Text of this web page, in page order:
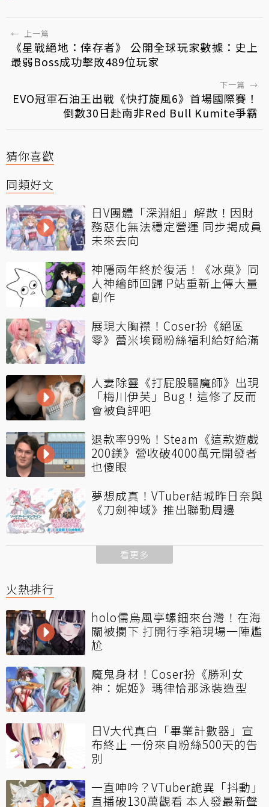
← 上一篇
《星戰絕地：倖存者》 公開全球玩家數據：史上
最弱Boss成功擊敗489位玩家
下一篇 →
EVO冠軍石油王出戰《快打旋風6》首場國際賽！
倒數30日赴南非Red Bull Kumite爭霸
猜你喜歡
同類好文
日V團體「深淵組」解散！因財
務惡化無法穩定營運 同步揭成員
未來去向
神隱兩年終於復活！《冰菓》同
人神繪師回歸 P站重新上傳大量
創作
展現大胸襟！Coser扮《絕區
零》蕾米埃爾粉絲福利給好給滿
人妻除靈《打屁股驅魔師》出現
「梅川伊芙」Bug！這修了反而
會被負評吧
退款率99%！Steam《這款遊戲
200鎂》營收破4000萬元開發者
也傻眼
夢想成真！VTuber結城昨日奈與
《刀劍神域》推出聯動周邊
看更多
火熱排行
holo儒烏風亭螺鈿來台灣！在海
關被攔下 打開行李箱現場一陣尷
尬
魔鬼身材！Coser扮《勝利女
神：妮姬》瑪律恰那泳裝造型
日V大代真白「畢業計數器」宣
布終止 一份來自粉絲500天的告
別
一直呻吟？VTuber詭異「抖動」
直播破130萬觀看 本人發最新聲